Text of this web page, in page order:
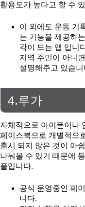
활용도가 높다고 할 수
이 외에도 운동 기
는 기능을 제공하
각이 드는 앱 입니
지역 주민이 아니
설명해주고 있습니
4.루가
자체적으로 아이폰이나
페이스북으로 개별적으
출시 되지 않은 것이 아
나눠볼 수 있기 때문에
플입니다.
공식 운영중인 페
니다.